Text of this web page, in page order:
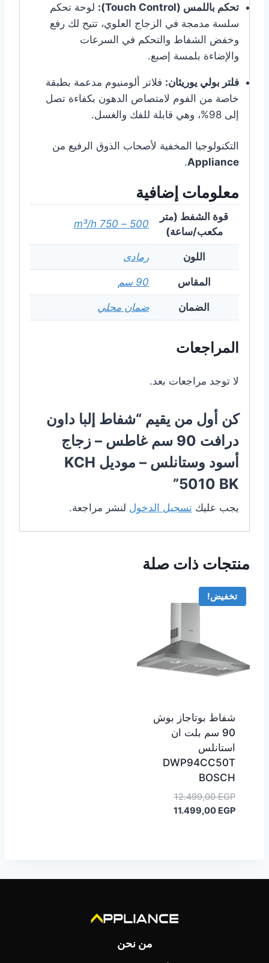
تحكم باللمس (Touch Control):
لوحة تحكم
سلسة مدمجة في الزجاج العلوي، تتيح لك رفع
وخفض الشفاط والتحكم في السرعات
والإضاءة بلمسة إصبع.
فلتر بولي يوريثان: فلاتر ألومنيوم مدعمة بطبقة
خاصة من الفوم لامتصاص الدهون بكفاءة تصل
إلى 98%، وهي قابلة للفك والغسل.
التكنولوجيا المخفية لأصحاب الذوق الرفيع من
Appliance
.
معلومات إضافية
قوة الشفط (متر
مكعب/ساعة)
500 – 750 m³/h
اللون رمادى
المقاس 90 سم
الضمان ضمان محلي
المراجعات
لا توجد مراجعات بعد.
كن أول من يقيم “شفاط إلبا داون
درافت 90 سم غاطس – زجاج
أسود وستانلس – موديل KCH
5010 BK”
يجب عليك تسجيل الدخول لنشر مراجعة.
منتجات ذات صلة
تخفيض!
شفاط بوتاجاز بوش
90 سم بلت ان
استانلس
DWP94CC50T
BOSCH
12.499,00EGP
السعر
الأصلي11.499,00 EGP
السعر
من نحن